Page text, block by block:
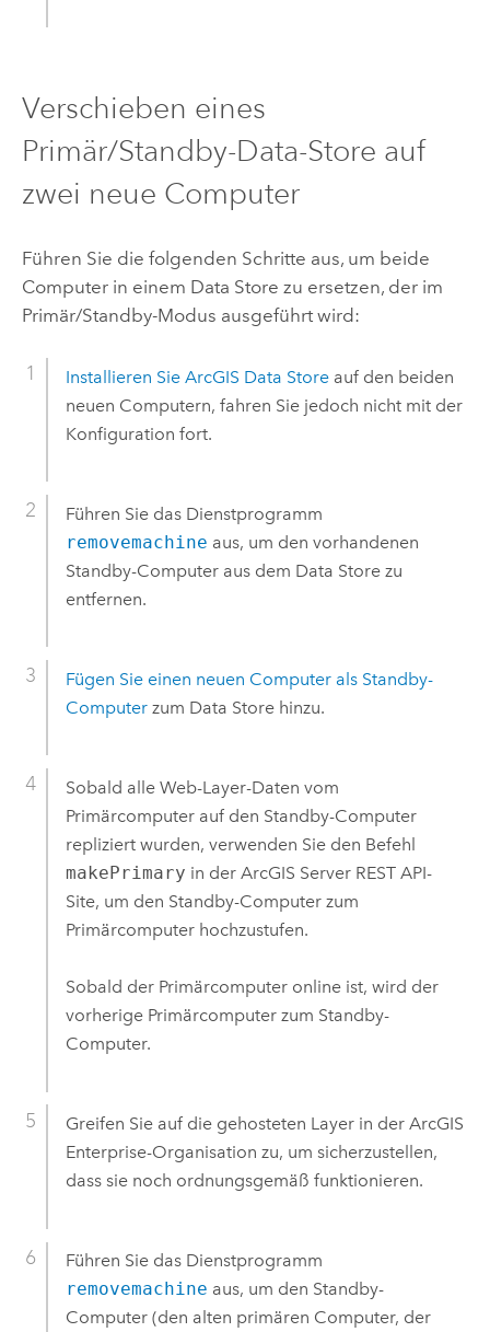
Verschieben eines
Primär/Standby-Data-Store auf
zwei neue Computer
Führen Sie die folgenden Schritte aus, um beide
Computer in einem Data Store zu ersetzen, der im
Primär/Standby-Modus ausgeführt wird:
Installieren Sie ArcGIS Data Storeauf den beiden
neuen Computern, fahren Sie jedoch nicht mit der
Konfiguration fort.
Führen Sie das Dienstprogramm
removemachine aus, um den vorhandenen
Standby-Computer aus dem Data Store zu
entfernen.
Fügen Sie einen neuen Computer als Standby-
Computerzum Data Store hinzu.
Sobald alle Web-Layer-Daten vom
Primärcomputer auf den Standby-Computer
repliziert wurden, verwenden Sie den Befehl
makePrimary in der ArcGIS ServerREST API-
Site, um den Standby-Computer zum
Primärcomputer hochzustufen.
Sobald der Primärcomputer online ist, wird der
vorherige Primärcomputer zum Standby-
Computer.
Greifen Sie auf die gehosteten Layer in der ArcGIS
Enterprise-Organisation zu, um sicherzustellen,
dass sie noch ordnungsgemäß funktionieren.
Führen Sie das Dienstprogramm
removemachine aus, um den Standby-
Computer (den alten primären Computer, der